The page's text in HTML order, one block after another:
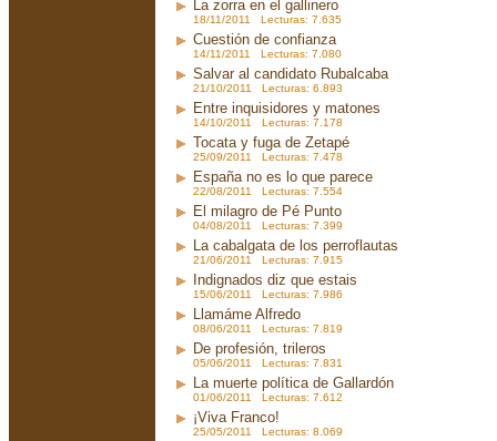
La zorra en el gallinero
18/11/2011 Lecturas: 7.635
Cuestión de confianza
14/11/2011 Lecturas: 7.080
Salvar al candidato Rubalcaba
21/10/2011 Lecturas: 6.893
Entre inquisidores y matones
14/10/2011 Lecturas: 7.178
Tocata y fuga de Zetapé
25/09/2011 Lecturas: 7.478
España no es lo que parece
22/08/2011 Lecturas: 7.554
El milagro de Pé Punto
04/08/2011 Lecturas: 7.399
La cabalgata de los perroflautas
21/06/2011 Lecturas: 7.915
Indignados diz que estais
15/06/2011 Lecturas: 7.986
Llamáme Alfredo
08/06/2011 Lecturas: 7.819
De profesión, trileros
05/06/2011 Lecturas: 7.831
La muerte política de Gallardón
01/06/2011 Lecturas: 7.612
¡Viva Franco!
25/05/2011 Lecturas: 8.069